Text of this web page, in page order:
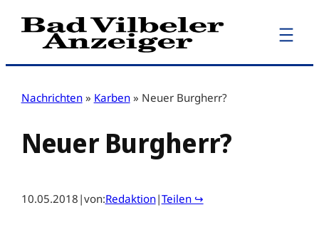
Zum
Inhalt
Nachrichten » Karben » Neuer Burgherr?
Neuer Burgherr?
10.05.2018 |von:Redaktion|Teilen ↪